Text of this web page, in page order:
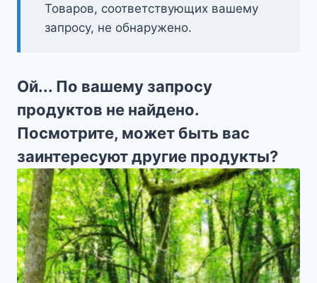
Товаров, соответствующих вашему
запросу, не обнаружено.
Ой... По вашему запросу
продуктов не найдено.
Посмотрите, может быть вас
заинтересуют другие продукты?